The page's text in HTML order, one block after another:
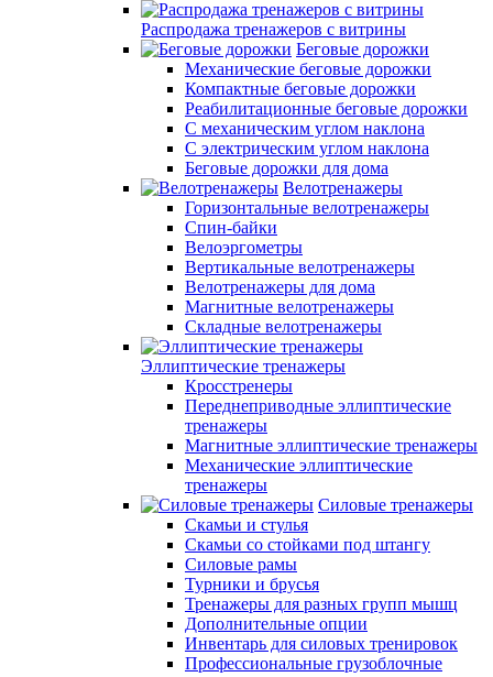
Распродажа тренажеров с витрины
Беговые дорожки
Механические беговые дорожки
Компактные беговые дорожки
Реабилитационные беговые дорожки
С механическим углом наклона
С электрическим углом наклона
Беговые дорожки для дома
Велотренажеры
Горизонтальные велотренажеры
Спин-байки
Велоэргометры
Вертикальные велотренажеры
Велотренажеры для дома
Магнитные велотренажеры
Складные велотренажеры
Эллиптические тренажеры
Кросстренеры
Переднеприводные эллиптические
тренажеры
Магнитные эллиптические тренажеры
Механические эллиптические
тренажеры
Силовые тренажеры
Скамьи и стулья
Скамьи со стойками под штангу
Силовые рамы
Турники и брусья
Тренажеры для разных групп мышц
Дополнительные опции
Инвентарь для силовых тренировок
Профессиональные грузоблочные